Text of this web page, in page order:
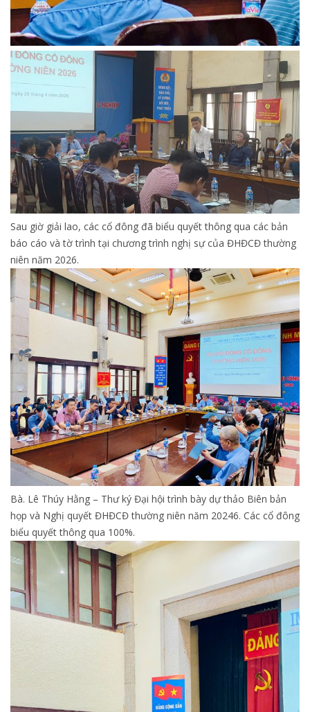
Sau giờ giải lao, các cổ đông đã biểu quyết thông qua các bản
báo cáo và tờ trình tại chương trình nghị sự của ĐHĐCĐ thường
niên năm 2026.
Bà. Lê Thúy Hằng – Thư ký Đại hội trình bày dự thảo Biên bản
họp và Nghị quyết ĐHĐCĐ thường niên năm 20246. Các cổ đông
biểu quyết thông qua 100%.